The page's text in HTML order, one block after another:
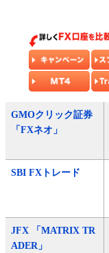
GMOクリック証券
「FXネオ」
SBI FXトレード
JFX 「MATRIX TR
ADER」